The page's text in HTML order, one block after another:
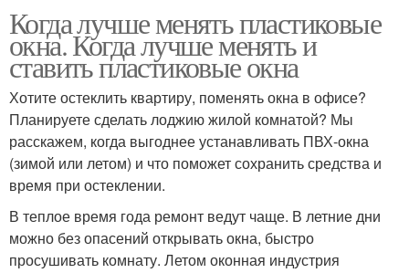
Когда лучше менять пластиковые
окна. Когда лучше менять и
ставить пластиковые окна
Хотите остеклить квартиру, поменять окна в офисе?
Планируете сделать лоджию жилой комнатой? Мы
расскажем, когда выгоднее устанавливать ПВХ-окна
(зимой или летом) и что поможет сохранить средства и
время при остеклении.
В теплое время года ремонт ведут чаще. В летние дни
можно без опасений открывать окна, быстро
просушивать комнату. Летом оконная индустрия